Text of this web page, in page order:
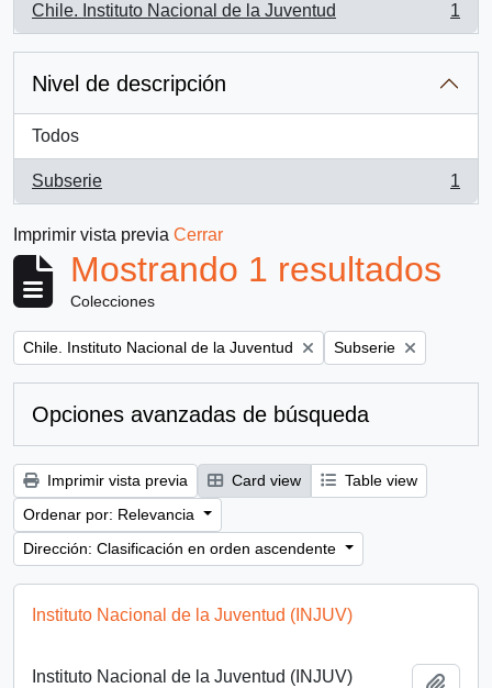
Chile. Instituto Nacional de la Juventud
, 1 resultados
1
Nivel de descripción
Todos
Subserie
, 1 resultados
1
Imprimir vista previa Cerrar
Mostrando 1 resultados
Colecciones
Remove filter:
Chile. Instituto Nacional de la Juventud Remove filter:
Subserie
Opciones avanzadas de búsqueda
Imprimir vista previa Card view
Table view
Ordenar por: Relevancia
Dirección: Clasificación en orden ascendente
Instituto Nacional de la Juventud (INJUV)
Instituto Nacional de la Juventud (INJUV)